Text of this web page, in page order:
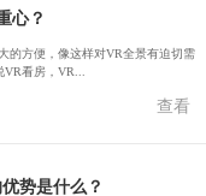
心？
的方便，像这样对VR全景有迫切需
看房，VR...
查看
势是什么？